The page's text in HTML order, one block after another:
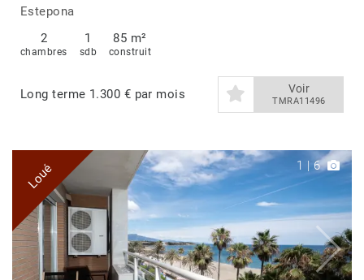
Estepona
2
chambres
1
sdb
85 m²
construit
Long terme 1.300 € par mois Voir
TMRA11496
Loué 1 |6